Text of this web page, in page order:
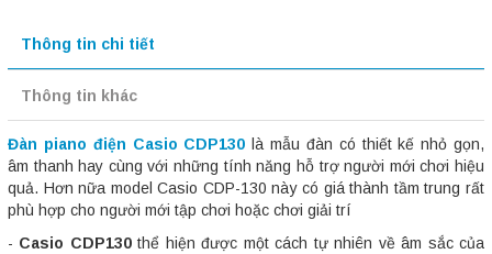
Thông tin chi tiết
Thông tin khác
Đàn piano điện Casio CDP130 là mẫu đàn có thiết kế nhỏ gọn,
âm thanh hay cùng với những tính năng hỗ trợ người mới chơi hiệu
quả. Hơn nữa model Casio CDP-130 này có giá thành tầm trung rất
phù hợp cho người mới tập chơi hoặc chơi giải trí
- Casio CDP130thể hiện được một cách tự nhiên về âm sắc của